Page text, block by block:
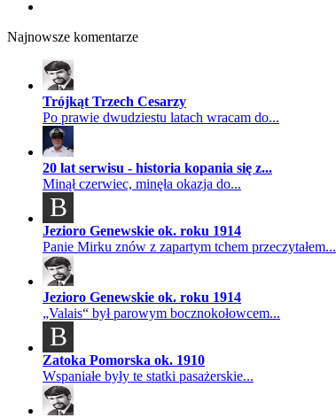
Najnowsze komentarze
Trójkąt Trzech Cesarzy
Po prawie dwudziestu latach wracam do...
20 lat serwisu - historia kopania się z...
Minął czerwiec, minęła okazja do...
B
Jezioro Genewskie ok. roku 1914
Panie Mirku znów z zapartym tchem przeczytałem...
Jezioro Genewskie ok. roku 1914
„Valais“ był parowym bocznokołowcem...
B
Zatoka Pomorska ok. 1910
Wspaniałe były te statki pasażerskie...